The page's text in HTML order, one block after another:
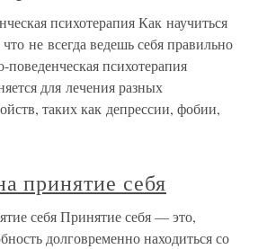
психотерапия Как научиться
что не всегда ведешь себя правильно
психотерапия
для лечения разных
таких как депрессии, фобии,
принятие себя
себя Принятие себя — это,
долговременно находиться со